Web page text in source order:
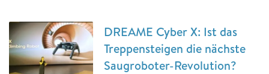
DREAME Cyber X: Ist das
Treppensteigen die nächste
Saugroboter-Revolution?